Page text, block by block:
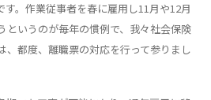
す。作業従事者を春に雇用し11月や12月
というのが毎年の慣例で、我々社会保険
、都度、離職票の対応を行って参りまし